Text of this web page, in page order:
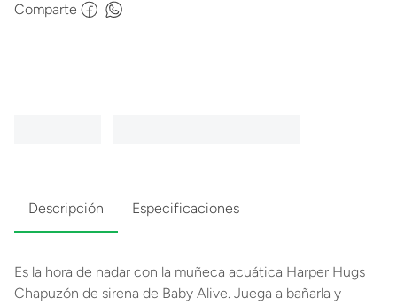
Comparte
Descripción Especificaciones
Es la hora de nadar con la muñeca acuática Harper Hugs
Chapuzón de sirena de Baby Alive. Juega a bañarla y